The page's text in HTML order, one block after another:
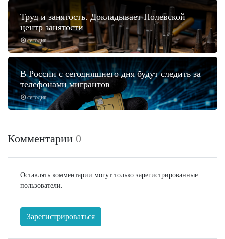
сегодня
Труд и занятость. Докладывает Полевской
центр занятости
сегодня
В России с сегодняшнего дня будут следить за
телефонами мигрантов
Комментарии 0
Оставлять комментарии могут только зарегистрированные
пользователи.
Зарегистрироваться